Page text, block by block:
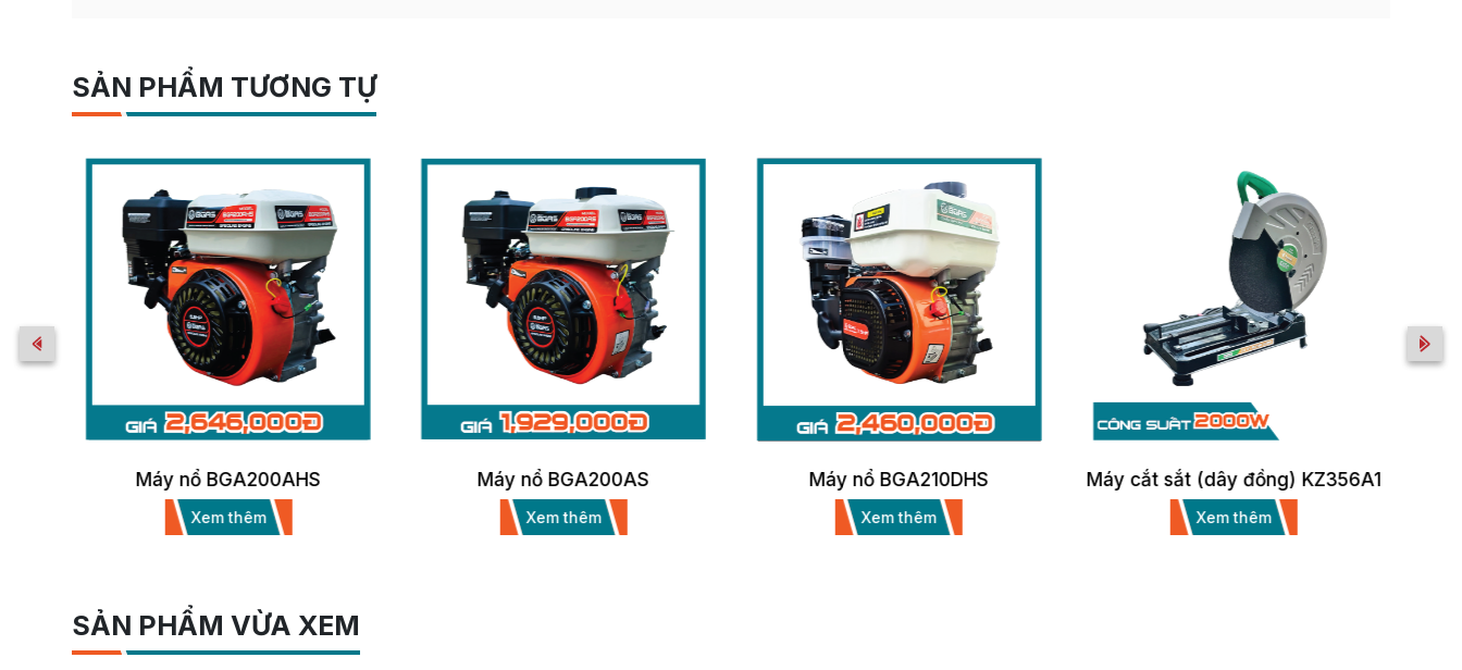
SẢN PHẨM TƯƠNG TỰ
Máy nổ BGA200AHS
Xem thêm
Máy nổ BGA200AS
Xem thêm
Máy nổ BGA210DHS
Xem thêm
Máy cắt sắt (dây đồng) KZ356A1
Xem thêm
SẢN PHẨM VỪA XEM